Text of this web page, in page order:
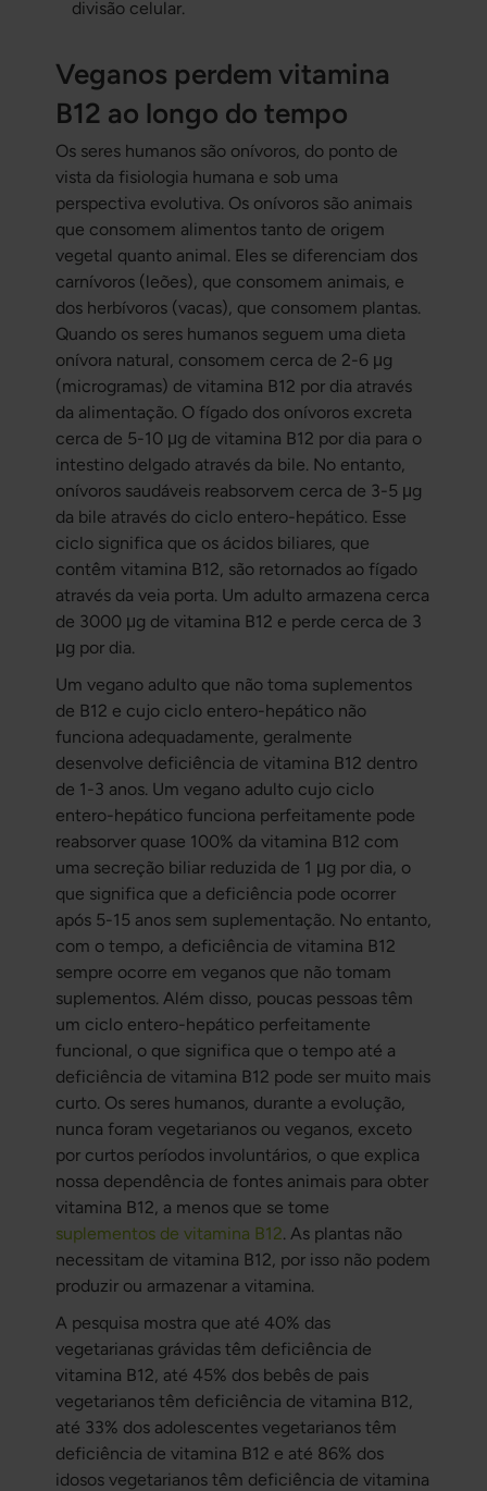
divisão celular.
Veganos perdem vitamina
B12 ao longo do tempo
Os seres humanos são onívoros, do ponto de
vista da fisiologia humana e sob uma
perspectiva evolutiva. Os onívoros são animais
que consomem alimentos tanto de origem
vegetal quanto animal. Eles se diferenciam dos
carnívoros (leões), que consomem animais, e
dos herbívoros (vacas), que consomem plantas.
Quando os seres humanos seguem uma dieta
onívora natural, consomem cerca de 2-6 μg
(microgramas) de vitamina B12 por dia através
da alimentação. O fígado dos onívoros excreta
cerca de 5-10 μg de vitamina B12 por dia para o
intestino delgado através da bile. No entanto,
onívoros saudáveis reabsorvem cerca de 3-5 μg
da bile através do ciclo entero-hepático. Esse
ciclo significa que os ácidos biliares, que
contêm vitamina B12, são retornados ao fígado
através da veia porta. Um adulto armazena cerca
de 3000 μg de vitamina B12 e perde cerca de 3
μg por dia.
Um vegano adulto que não toma suplementos
de B12 e cujo ciclo entero-hepático não
funciona adequadamente, geralmente
desenvolve deficiência de vitamina B12 dentro
de 1-3 anos. Um vegano adulto cujo ciclo
entero-hepático funciona perfeitamente pode
reabsorver quase 100% da vitamina B12 com
uma secreção biliar reduzida de 1 μg por dia, o
que significa que a deficiência pode ocorrer
após 5-15 anos sem suplementação. No entanto,
com o tempo, a deficiência de vitamina B12
sempre ocorre em veganos que não tomam
suplementos. Além disso, poucas pessoas têm
um ciclo entero-hepático perfeitamente
funcional, o que significa que o tempo até a
deficiência de vitamina B12 pode ser muito mais
curto. Os seres humanos, durante a evolução,
nunca foram vegetarianos ou veganos, exceto
por curtos períodos involuntários, o que explica
nossa dependência de fontes animais para obter
vitamina B12, a menos que se tome
suplementos de vitamina B12. As plantas não
necessitam de vitamina B12, por isso não podem
produzir ou armazenar a vitamina.
A pesquisa mostra que até 40% das
vegetarianas grávidas têm deficiência de
vitamina B12, até 45% dos bebês de pais
vegetarianos têm deficiência de vitamina B12,
até 33% dos adolescentes vegetarianos têm
deficiência de vitamina B12 e até 86% dos
idosos vegetarianos têm deficiência de vitamina